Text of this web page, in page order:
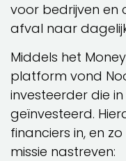
voor bedrijven en
afval naar
Middels het
platform vond
investeerder die
geïnvesteerd.
financiers in, en
missie nastreven: